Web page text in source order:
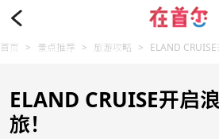
首页 > 景点推荐 > 旅游攻略 > ELAND
ELAND CRUISE开启
旅！